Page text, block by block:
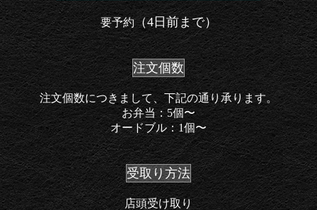
要予約（4日前まで）
注文個数
注文個数につきまして、 下記の通り承ります。
お弁当：5個〜
オードブル：1個〜
受取り方法
店頭受け取り